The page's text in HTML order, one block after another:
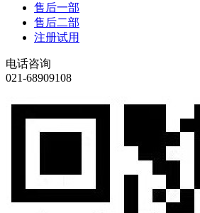
售后一部
售后二部
注册试用
电话咨询
021-68909108